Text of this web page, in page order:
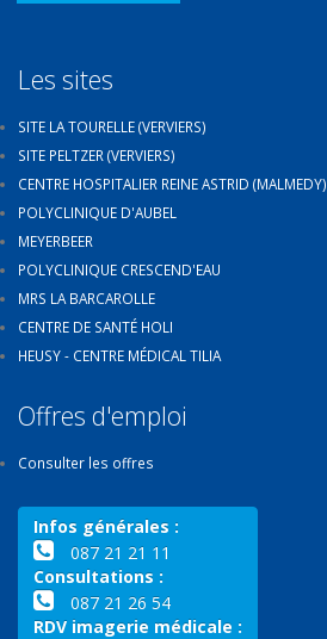
Les sites
SITE LA TOURELLE (VERVIERS)
SITE PELTZER (VERVIERS)
CENTRE HOSPITALIER REINE ASTRID (MALMEDY)
POLYCLINIQUE D'AUBEL
MEYERBEER
POLYCLINIQUE CRESCEND'EAU
MRS LA BARCAROLLE
CENTRE DE SANTÉ HOLI
HEUSY - CENTRE MÉDICAL TILIA
Offres d'emploi
Consulter les offres
Infos générales :
087 21 21 11
Consultations :
087 21 26 54
RDV imagerie médicale :